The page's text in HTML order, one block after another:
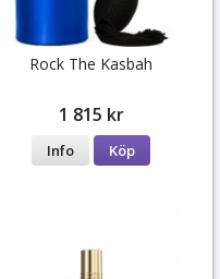
Rock The Kasbah
1 815 kr
Info Köp